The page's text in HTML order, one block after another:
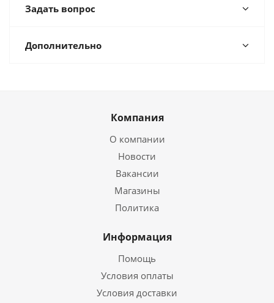
Задать вопрос
Дополнительно
Компания
О компании
Новости
Вакансии
Магазины
Политика
Информация
Помощь
Условия оплаты
Условия доставки